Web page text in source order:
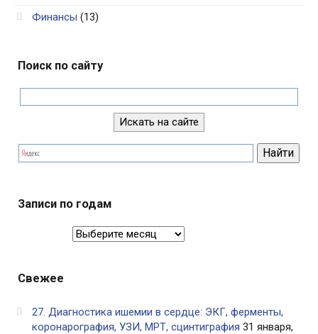
Финансы (13)
Поиск по сайту
Записи по годам
Свежее
27. Диагностика ишемии в сердце: ЭКГ, ферменты,
коронарография, УЗИ, МРТ, сцинтиграфия 31 января,